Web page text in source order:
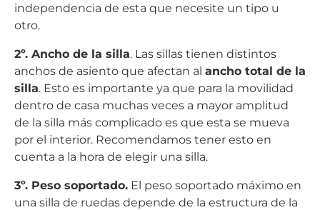
independencia de esta que necesite un tipo u
otro.
2º. Ancho de la silla. Las sillas tienen distintos
anchos de asiento que afectan al ancho total de la
silla. Esto es importante ya que para la movilidad
dentro de casa muchas veces a mayor amplitud
de la silla más complicado es que esta se mueva
por el interior. Recomendamos tener esto en
cuenta a la hora de elegir una silla.
3º. Peso soportado. El peso soportado máximo en
una silla de ruedas depende de la estructura de la